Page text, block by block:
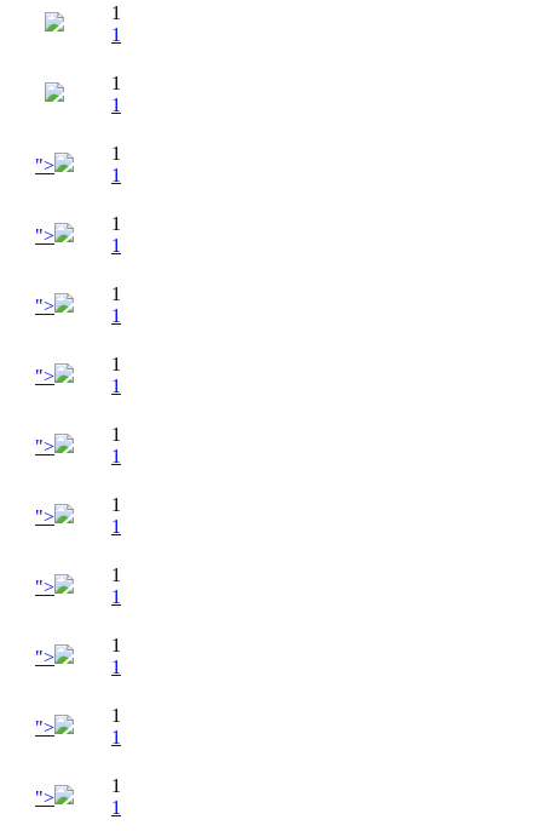
1
1
1
1
">
1
1
">
1
1
">
1
1
">
1
1
">
1
1
">
1
1
">
1
1
">
1
1
">
1
1
">
1
1